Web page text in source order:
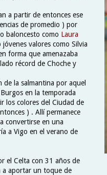
a partir de entonces ese
de promedio ) por
baloncesto como Laura
valores como Silvia
forma que amenazaba
récord de Choche y
de la salmantina por aquel
en la temporada
los colores del Ciudad de
) . Allí permanece
convertirse en una
a Vigo en el verano de
el Celta con 31 años de
a aportar un toque de